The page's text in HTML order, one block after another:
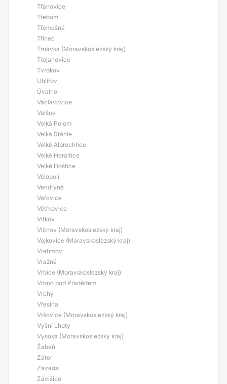
Třanovice
Třebom
Třemešná
Třinec
Trnávka (Moravskoslezský kraj)
Trojanovice
Tvrdkov
Uhlířov
Úvalno
Václavovice
Valšov
Velká Polom
Velká Štáhle
Velké Albrechtice
Velké Heraltice
Velké Hoštice
Vělopolí
Vendryně
Veřovice
Větřkovice
Vítkov
Vlčnov (Moravskoslezský kraj)
Vojkovice (Moravskoslezský kraj)
Vratimov
Vražné
Vrbice (Moravskoslezský kraj)
Vrbno pod Pradědem
Vrchy
Vřesina
Vršovice (Moravskoslezský kraj)
Vyšní Lhoty
Vysoká (Moravskoslezský kraj)
Žabeň
Zátor
Závada
Závišice